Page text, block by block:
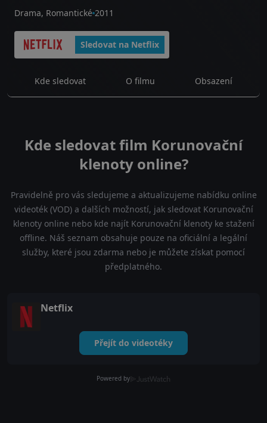
Drama, Romantické 2011
Sledovat na Netflix
Kde sledovat O filmu Obsazení
Kde sledovat film Korunovační
klenoty online?
Pravidelně pro vás sledujeme a aktualizujeme nabídku online
videoték (VOD) a dalších možností, jak sledovat Korunovační
klenoty online nebo kde najít Korunovační klenoty ke stažení
offline. Náš seznam obsahuje pouze na oficiální a legální
služby, které jsou zdarma nebo je můžete získat pomocí
předplatného.
Netflix
Přejít do videotéky
Powered by